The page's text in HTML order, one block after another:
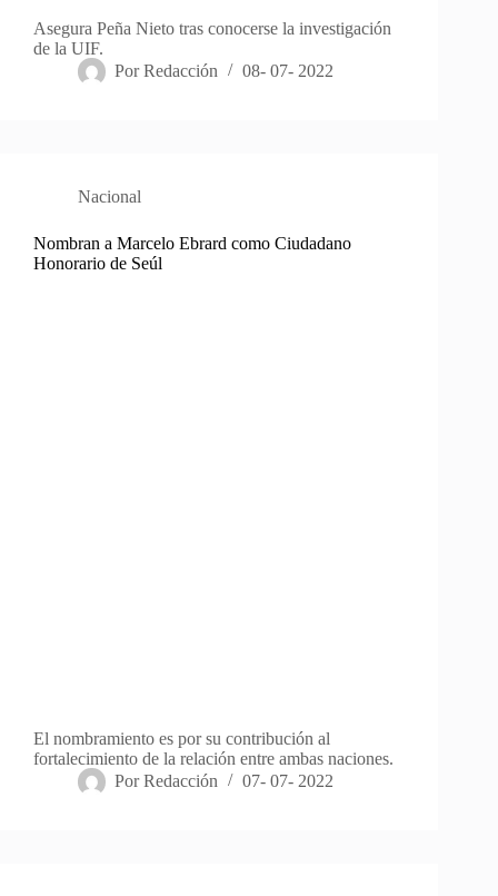
Asegura Peña Nieto tras conocerse la investigación
de la UIF.
Por Redacción 08- 07- 2022
Nacional
Nombran a Marcelo Ebrard como Ciudadano
Honorario de Seúl
El nombramiento es por su contribución al
fortalecimiento de la relación entre ambas naciones.
Por Redacción 07- 07- 2022